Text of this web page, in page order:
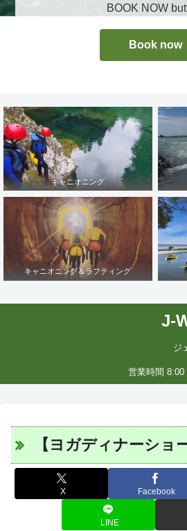
BOOK NOW
Book now
キャニオニング
キャニオニング＆ラフティング
J-
ジ
営業時間 8:00
【ヨガディナーショ
X Facebook
LINE